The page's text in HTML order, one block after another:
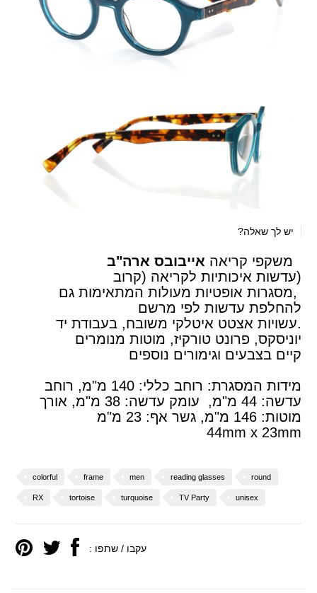
יש לך שאלה?
משקפי קריאה אייבובס ארה"ב
(עדשות איכותיות לקריאה (קרוב
,מסגרות אופטיות מעולות המתאימות גם
להחלפת עדשות לפי מרשם
.עשויות אצטט איטלקי משובח, בעבודת יד
יוניסקס, פרונט טורקיז, מוטות מנומרים
קיים בצבעים וגימורים נוספים
מידות המסגרת: רוחב כללי: 140 מ"מ, רוחב
עדשה: 44 מ"מ, עומק עדשה: 38 מ"מ, אורך
מוטות: 146 מ"מ, גשר אף: 23 מ"מ
44mm x 23mm
colorful frame men reading glasses round
RX tortoise turquoise TV Party unisex
עקבו / שתפו :